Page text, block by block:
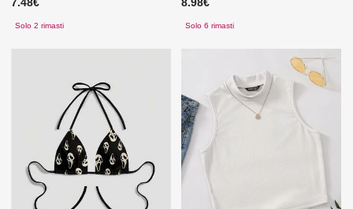
Solo 2 rimasti Solo 6 rimasti